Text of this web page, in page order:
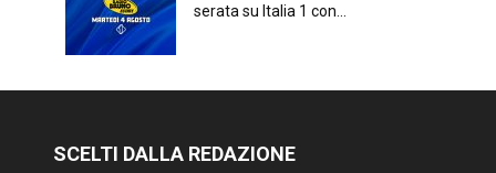
serata su Italia 1 con...
SCELTI DALLA REDAZIONE